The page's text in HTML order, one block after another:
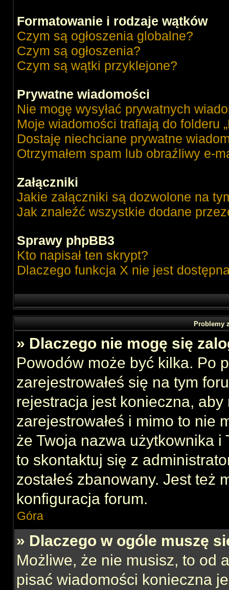
Formatowanie i rodzaje wątków
Czym są ogłoszenia globalne?
Czym są ogłoszenia?
Czym są wątki przyklejone?
Prywatne wiadomości
Nie mogę wysyłać prywatnych
Moje wiadomości trafiają do folderu
Dostaję niechciane prywatne
Otrzymałem spam lub obraźliwy e-
Załączniki
Jakie załączniki są dozwolone na
Jak znaleźć wszystkie dodane
Sprawy phpBB3
Kto napisał ten skrypt?
Dlaczego funkcja X nie jest
Problemy
» Dlaczego nie mogę się
Powodów może być kilka. Po
zarejestrowałeś się na tym
rejestracja jest konieczna,
zarejestrowałeś i mimo to nie
że Twoja nazwa użytkownika i
to skontaktuj się z
zostałeś zbanowany. Jest też
konfiguracja forum.
Góra
» Dlaczego w ogóle muszę
Możliwe, że nie musisz, to od
pisać wiadomości konieczna